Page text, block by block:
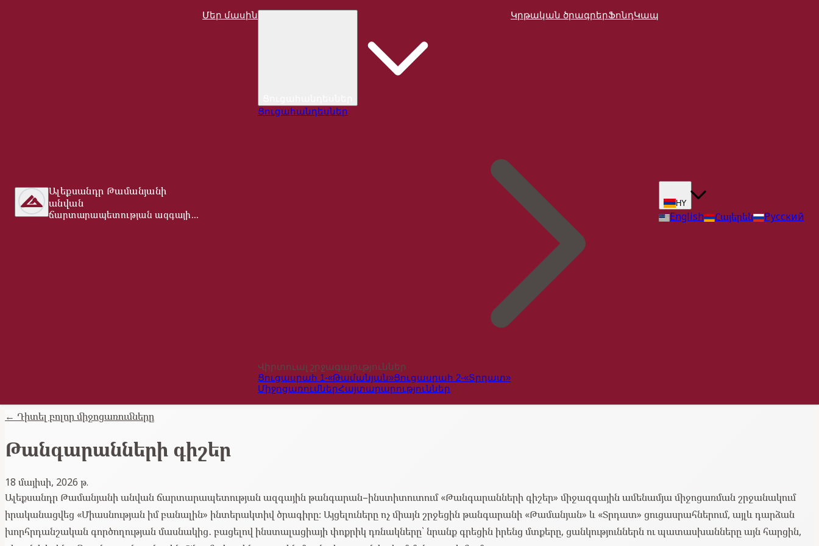
Ալեքսանդր Թամանյանի
անվան
ճարտարապետության ազգային
Մեր մասին
Ցուցահանդեսներ
Վիրտուալ շրջագայություններ
Ցուցասրահ 1-«Թամանյան»Ցուցասրահ 2-«Տրդատ»
ՄիջոցառումներՀայտարարություններ
Կրթական ծրագրերՖոնդԿապ
HY
English Հայերեն Русский
← Դիտել բոլոր միջոցառումները
Թանգարանների գիշեր
18 մայիսի, 2026 թ.
Ալեքսանդր Թամանյանի անվան ճարտարապետության ազգային թանգարան–ինստիտուտում «Թանգարանների գիշեր» միջազգային ամենամյա միջոցառման շրջանակում
իրականացվեց «Միասնության իմ բանալին» ինտերակտիվ ծրագիրը։ Այցելուները ոչ միայն շրջեցին թանգարանի «Թամանյան» և «Տրդատ» ցուցասրահներում, այլև դարձան
խորհրդանշական գործողության մասնակից․ բացելով ինստալացիայի փոքրիկ դռնակները՝ նրանք գրեցին իրենց մտքերը, ցանկություններն ու պատասխանները այն հարցին,